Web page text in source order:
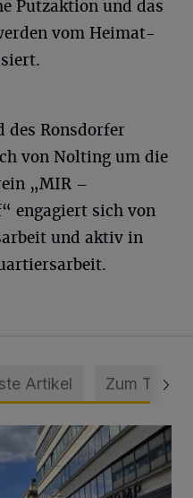
Putzaktion und das
vom Heimat-
des Ronsdorfer
von Nolting um die
„MIR –
engagiert sich von
und aktiv in
Artikel Zum Thema